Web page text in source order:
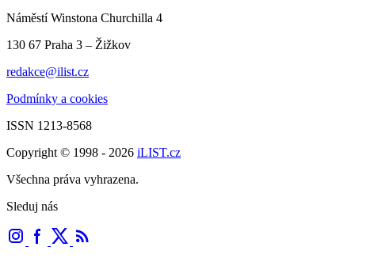
Náměstí Winstona Churchilla 4
130 67 Praha 3 – Žižkov
redakce@ilist.cz
Podmínky a cookies
ISSN 1213-8568
Copyright © 1998 - 2026 iLIST.cz
Všechna práva vyhrazena.
Sleduj nás